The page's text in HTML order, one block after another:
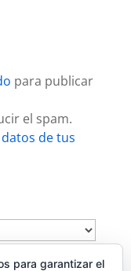
para publicar
el spam.
de tus
para garantizar el